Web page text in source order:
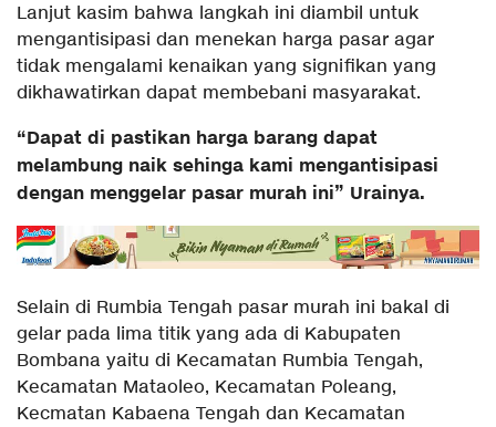
Lanjut kasim bahwa langkah ini diambil untuk
mengantisipasi dan menekan harga pasar agar
tidak mengalami kenaikan yang signifikan yang
dikhawatirkan dapat membebani masyarakat.
“Dapat di pastikan harga barang dapat
melambung naik sehinga kami mengantisipasi
dengan menggelar pasar murah ini” Urainya.
Selain di Rumbia Tengah pasar murah ini bakal di
gelar pada lima titik yang ada di Kabupaten
Bombana yaitu di Kecamatan Rumbia Tengah,
Kecamatan Mataoleo, Kecamatan Poleang,
Kecmatan Kabaena Tengah dan Kecamatan